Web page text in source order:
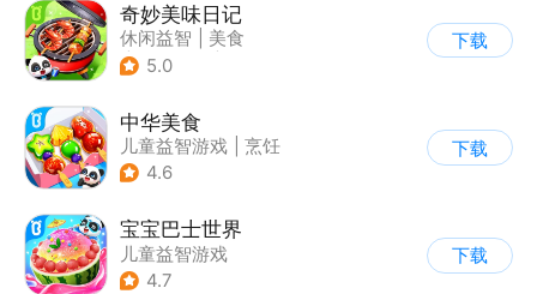
奇妙美味日记
休闲益智
美食
| 宝宝巴士
5.0
下载
中华美食
儿童益智游戏
烹饪
4.6
下载
宝宝巴士世界
儿童益智游戏
4.7
下载